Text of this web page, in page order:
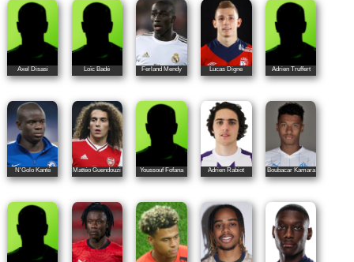
Axel Disasi Loïc Badé Ferland Mendy Lucas Digne Adrien Truffert
N'Golo Kanté Mattéo Guendouzi Youssouf Fofana Adrien Rabiot Boubacar Kamara